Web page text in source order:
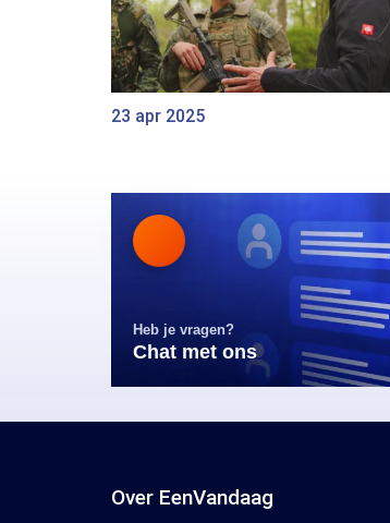
23 apr 2025
Heb je vragen?
Chat met ons
Over EenVandaag